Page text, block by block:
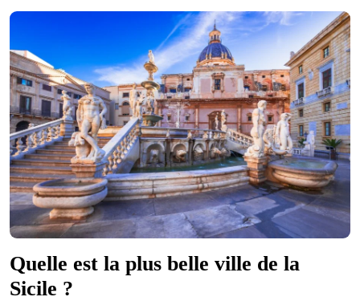
Quelle est la plus belle ville de la
Sicile ?